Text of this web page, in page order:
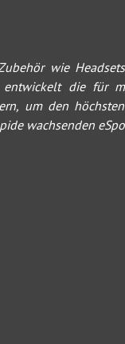
wie
die für
um den
wachsenden